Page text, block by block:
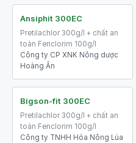
Ansiphit 300EC
Pretilachlor 300g/l + chất an
toàn Fenclorim 100g/l
Công ty CP XNK Nông dược
Hoàng Ân
Bigson-fit 300EC
Pretilachlor 300g/l + chất an
toàn Fenclorim 100g/l
Công ty TNHH Hóa Nông Lúa